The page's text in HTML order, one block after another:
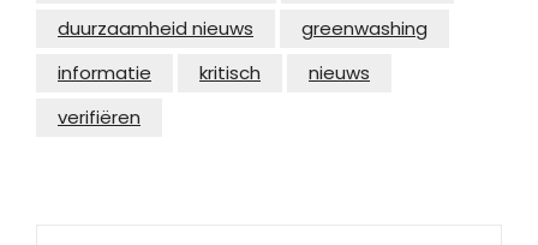
duurzaamheid nieuws
greenwashing
informatie
kritisch
nieuws
verifiëren